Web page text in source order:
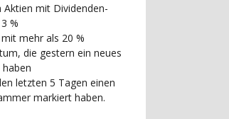
Aktien mit Dividenden-
%
mehr als 20 %
die gestern ein neues
letzten 5 Tagen einen
markiert haben.